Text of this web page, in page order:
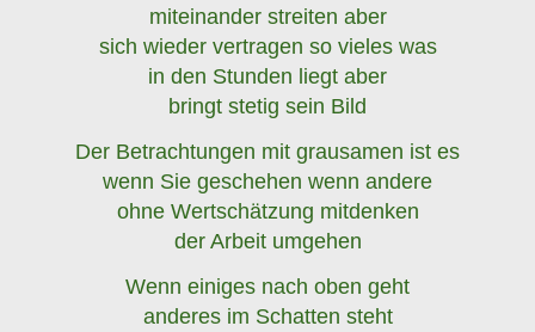
miteinander streiten aber
sich wieder vertragen so vieles was
in den Stunden liegt aber
bringt stetig sein Bild
Der Betrachtungen mit grausamen ist es
wenn Sie geschehen wenn andere
ohne Wertschätzung mitdenken
der Arbeit umgehen
Wenn einiges nach oben geht
anderes im Schatten steht